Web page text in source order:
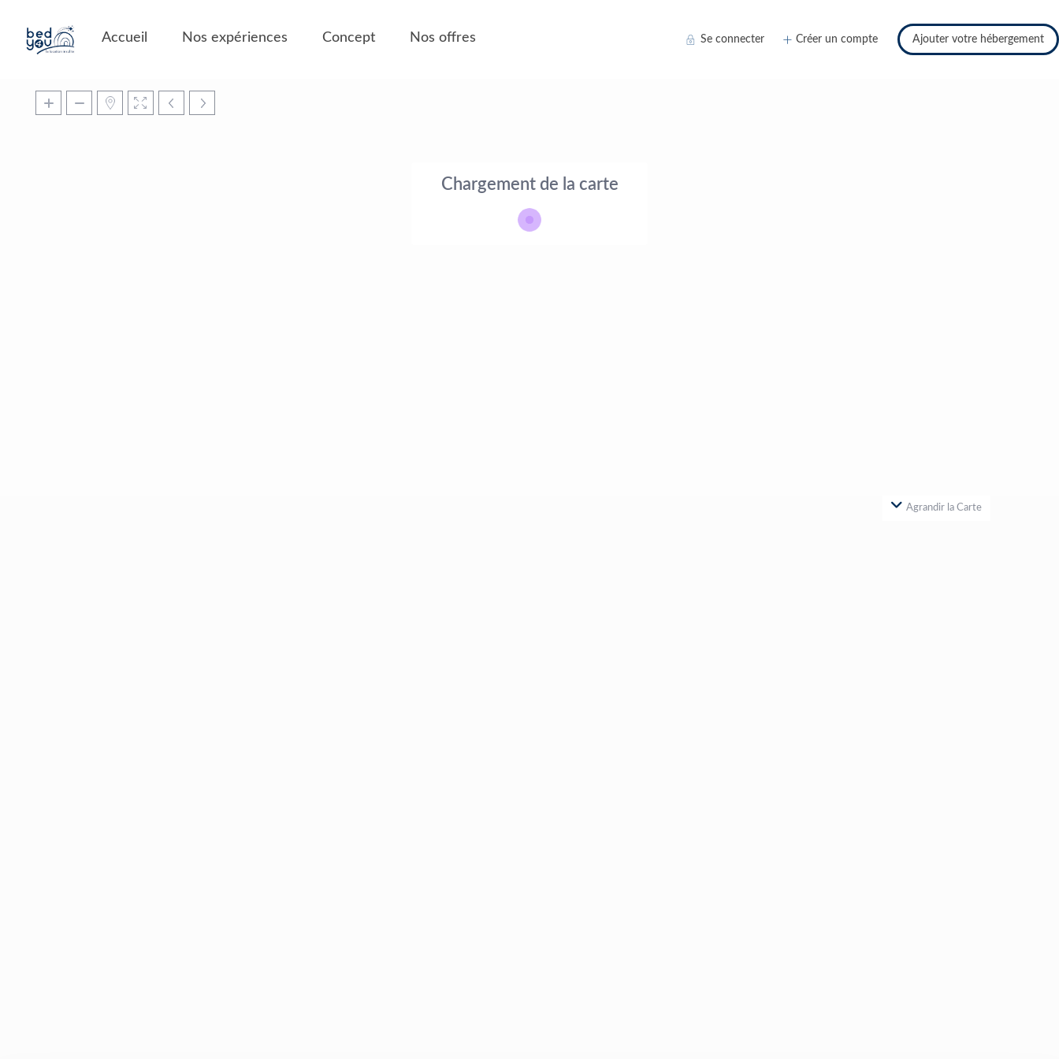
Se connecter Créer un compte Ajouter votre hébergement
Accueil Nos expériences Concept Nos offres
Chargement de la carte
Agrandir la Carte